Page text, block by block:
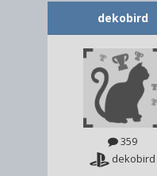
dekobird
359
dekobird